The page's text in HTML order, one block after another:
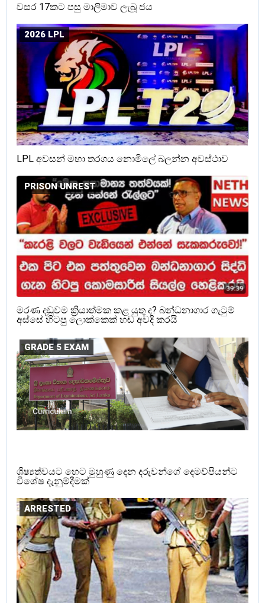
වසර 17කට පසු මාලිමාව ලැබූ ජය
2026 LPL
LPL අවසන් මහා තරගය නොමිලේ බලන්න අවස්ථාව
PRISON UNREST
මරණ දඩුවම ක්‍රියාත්මක කළ යුතු ද? බන්ධනාගාර ගැටුම්
අස්සේ හිටපු ලොක්කෙක් හඬ අවදි කරයි
GRADE 5 EXAM
ශිෂ්‍යත්වයට හෙට මුහුණු දෙන දරුවන්ගේ දෙමව්පියන්ට
විශේෂ දැනුම්දීමක්
ARRESTED